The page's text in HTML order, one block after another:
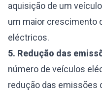
aquisição de um
um maior crescimento
eléctricos.
5. Redução das
número de veículos
redução das emissões